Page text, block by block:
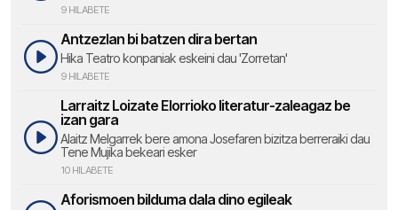
9 HILABETE
Antzezlan bi batzen dira bertan
Hika Teatro konpaniak eskeini dau 'Zorretan'
9 HILABETE
Larraitz Loizate Elorrioko literatur-zaleagaz be
izan gara
Alaitz Melgarrek bere amona Josefaren bizitza berreraiki dau
Tene Mujika bekeari esker
10 HILABETE
Aforismoen bilduma dala dino egileak